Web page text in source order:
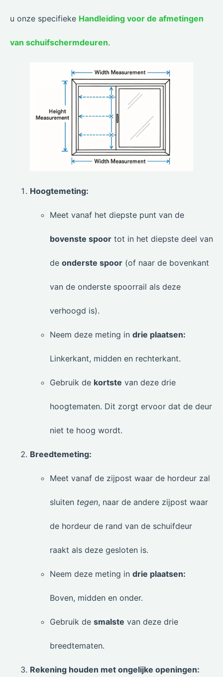
u onze specifieke Handleiding voor de afmetingen
van schuifschermdeuren.
Hoogtemeting:
Meet vanaf het diepste punt van de
bovenste spoor tot in het diepste deel van
de onderste spoor (of naar de bovenkant
van de onderste spoorrail als deze
verhoogd is).
Neem deze meting in drie plaatsen:
Linkerkant, midden en rechterkant.
Gebruik de kortste van deze drie
hoogtematen. Dit zorgt ervoor dat de deur
niet te hoog wordt.
Breedtemeting:
Meet vanaf de zijpost waar de hordeur zal
sluiten tegen, naar de andere zijpost waar
de hordeur de rand van de schuifdeur
raakt als deze gesloten is.
Neem deze meting in drie plaatsen:
Boven, midden en onder.
Gebruik de smalste van deze drie
breedtematen.
Rekening houden met ongelijke openingen: